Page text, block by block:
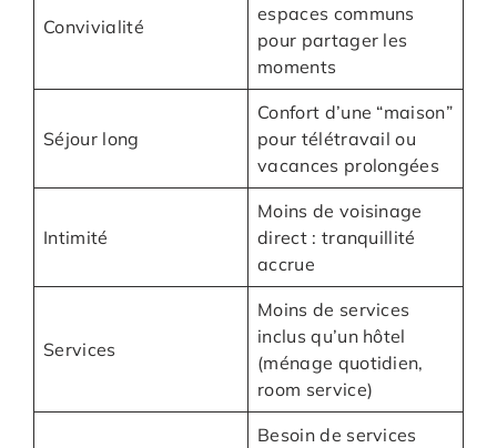
Convivialité
espaces communs
pour partager les
moments
Séjour long
Confort d’une “maison”
pour télétravail ou
vacances prolongées
Intimité
Moins de voisinage
direct : tranquillité
accrue
Services
Moins de services
inclus qu’un hôtel
(ménage quotidien,
room service)
Besoin de services